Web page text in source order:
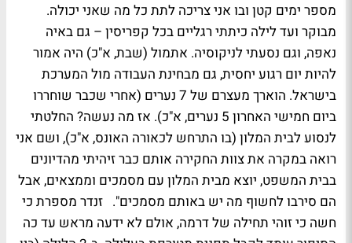
מספר ימים קטן ובו אני צריכה לתת כל מה שאני יכולה.
מבוקר ועד לילה כיתתי רגליים בכל קפריסין – גם באיה
נאפה, וגם נסעתי לניקוסיה. אתמול (שבת, א"כ) היה אמור
להיות יום רגוע יחסית, גם מבחינת העבודה מול המערכת
בישראל. הוארך מעצרם של 7 נערים (אחרי שכבר שוחררו
ביום חמישי האחרון 5 נערים, א"כ). אז מה נעשה? החלטתי
לנסוע לבית המלון (בו התרחש לכאורה האונס, א"כ), ושם אני
רואה במקרה את צוות החקירה אותם כבר זיהיתי מהדיונים
בבית המשפט, יוצא מבית המלון עם מסמכים וממצאים, אבל
הם סירבו לחשוף מה יש באותם מסמכים". זנדר מספרת כי
חשה כי זוהי תחילה של דרמה, אולם לא ידעה מראש עד כה